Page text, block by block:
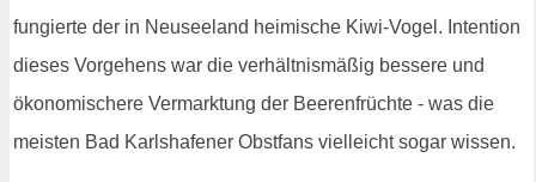
fungierte der in Neuseeland heimische Kiwi-Vogel. Intention
dieses Vorgehens war die verhältnismäßig bessere und
ökonomischere Vermarktung der Beerenfrüchte - was die
meisten Bad Karlshafener Obstfans vielleicht sogar wissen.